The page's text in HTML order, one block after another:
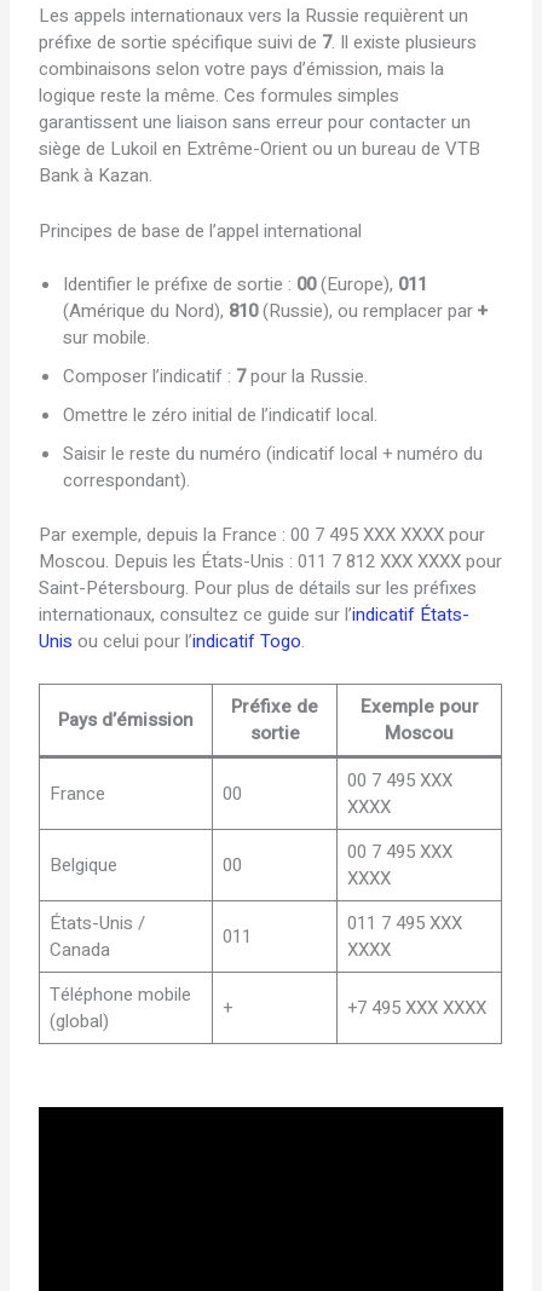
Les appels internationaux vers la Russie requièrent un
préfixe de sortie spécifique suivi de 7. Il existe plusieurs
combinaisons selon votre pays d’émission, mais la
logique reste la même. Ces formules simples
garantissent une liaison sans erreur pour contacter un
siège de Lukoil en Extrême-Orient ou un bureau de VTB
Bank à Kazan.
Principes de base de l’appel international
Identifier le préfixe de sortie : 00(Europe), 011
(Amérique du Nord), 810(Russie), ou remplacer par+
sur mobile.
Composer l’indicatif : 7pour la Russie.
Omettre le zéro initial de l’indicatif local.
Saisir le reste du numéro (indicatif local + numéro du
correspondant).
Par exemple, depuis la France : 00 7 495 XXX XXXX pour
Moscou. Depuis les États-Unis : 011 7 812 XXX XXXX pour
Saint-Pétersbourg. Pour plus de détails sur les préfixes
internationaux, consultez ce guide sur l’indicatif États-
Unis ou celui pour l’indicatif Togo.
Pays d’émission
Préfixe de
sortie
Exemple pour
Moscou
France 00
00 7 495 XXX
XXXX
Belgique 00
00 7 495 XXX
XXXX
États-Unis /
Canada
011
011 7 495 XXX
XXXX
Téléphone mobile
(global)
+ +7 495 XXX XXXX